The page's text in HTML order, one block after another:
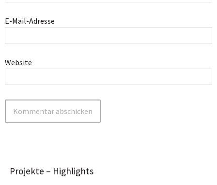
E-Mail-Adresse
Website
Projekte – Highlights